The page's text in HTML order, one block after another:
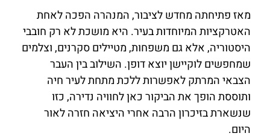
מאז פתיחתה מחדש לציבור, המנהרה הפכה לאחת
האטרקציות המיוחדות בעיר. היא מושכת לא רק חובבי
היסטוריה, אלא גם משפחות, מטיילים סקרנים, וצלמים
שמחפשים לוקיישן יוצא דופן. השילוב בין העבר
הצבאי המרתק לאפשרות ללכת מתחת לעיר חיה
ותוססת הופך את הביקור כאן לחוויה נדירה, כזו
שנשארת בזיכרון הרבה אחרי היציאה חזרה לאור
היום.